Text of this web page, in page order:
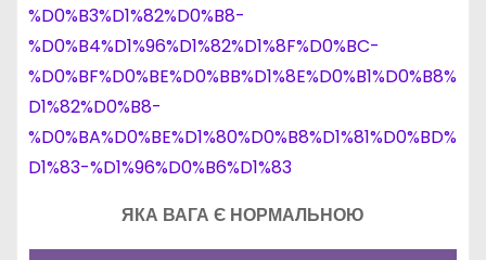
%D0%B3%D1%82%D0%B8-
%D0%B4%D1%96%D1%82%D1%8F%D0%BC-
%D0%BF%D0%BE%D0%BB%D1%8E%D0%B1%D0%B8%
D1%82%D0%B8-
%D0%BA%D0%BE%D1%80%D0%B8%D1%81%D0%BD%
D1%83-%D1%96%D0%B6%D1%83
ЯКА ВАГА Є НОРМАЛЬНОЮ